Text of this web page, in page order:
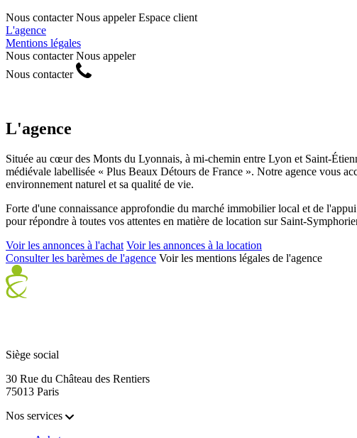
Nous contacter Nous appeler Espace client
L'agence
Mentions légales
Nous contacter Nous appeler
Nous contacter
L'agence
Située au cœur des Monts du Lyonnais, à mi-chemin entre Lyon et Saint-
médiévale labellisée « Plus Beaux Détours de France ». Notre agence vous
environnement naturel et sa qualité de vie.
Forte d'une connaissance approfondie du marché immobilier local et de
pour répondre à toutes vos attentes en matière de location sur Saint-
Voir les annonces à l'achat Voir les annonces à la location
Consulter les barèmes de l'agence Voir les mentions légales de l'agence
Siège social
30 Rue du Château des Rentiers
75013 Paris
Nos services